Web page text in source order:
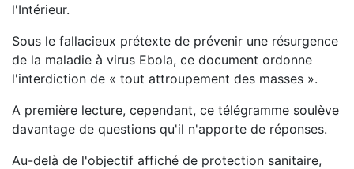
l'Intérieur.
Sous le fallacieux prétexte de prévenir une résurgence
de la maladie à virus Ebola, ce document ordonne
l'interdiction de « tout attroupement des masses ».
A première lecture, cependant, ce télégramme soulève
davantage de questions qu'il n'apporte de réponses.
Au-delà de l'objectif affiché de protection sanitaire,